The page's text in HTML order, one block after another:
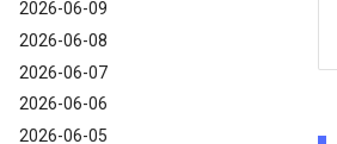
2026-06-09
2026-06-08
2026-06-07
2026-06-06
2026-06-05